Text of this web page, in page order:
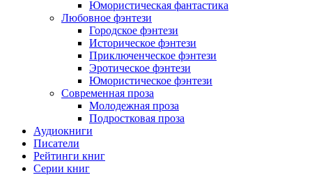
Юмористическая фантастика
Любовное фэнтези
Городское фэнтези
Историческое фэнтези
Приключенческое фэнтези
Эротическое фэнтези
Юмористическое фэнтези
Современная проза
Молодежная проза
Подростковая проза
Аудиокниги
Писатели
Рейтинги книг
Серии книг